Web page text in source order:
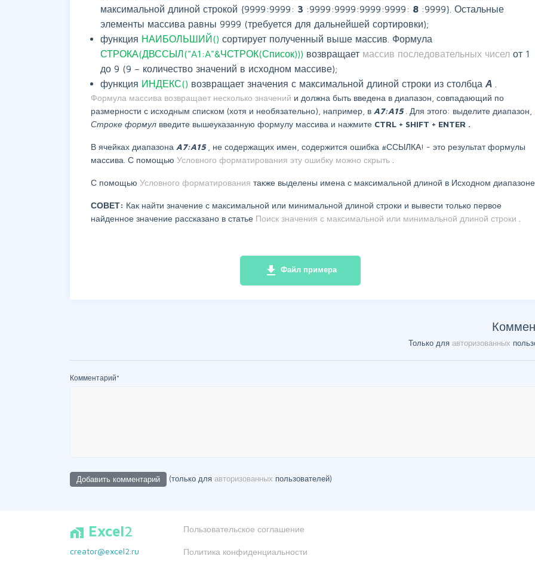
максимальной длиной строкой {9999:9999: 3 :9999:9999:9999:9999: 8 :9999}. Остальные
элементы массива равны 9999 (требуется для дальнейшей сортировки);
функция НАИБОЛЬШИЙ() сортирует полученный выше массив. Формула
СТРОКА(ДВССЫЛ("A1:A"&ЧСТРОК(Список))) возвращает массив последовательных чисел от 1
до 9 (9 – количество значений в исходном массиве);
функция ИНДЕКС() возвращает значения с максимальной длиной строки из столбца А
Формула массива возвращает несколько значений и должна быть введена в диапазон, совпадающий по
размерности с исходным списком (хотя и необязательно), например, в A7:A15 . Для этого: выделите диапазон,
Строке формул введите вышеуказанную формулу массива и нажмите CTRL + SHIFT + ENTER .
В ячейках диапазона A7:A15
, не содержащих имен, содержится ошибка #ССЫЛКА! - это результат формулы
массива. С помощью Условного форматирования эту ошибку можно скрыть
С помощью Условного форматирования также выделены имена с максимальной длиной в Исходном
СОВЕТ: Как найти значение с максимальной или минимальной длиной строки и вывести только первое
найденное значение рассказано в статье Поиск значения с максимальной или минимальной длиной строки
file_download Файл примера
Только для авторизованных
Комментарий*
(только для авторизованных пользователей)
home_work Excel2
creator@excel2.ru
Пользовательское соглашение
Политика конфиденциальности